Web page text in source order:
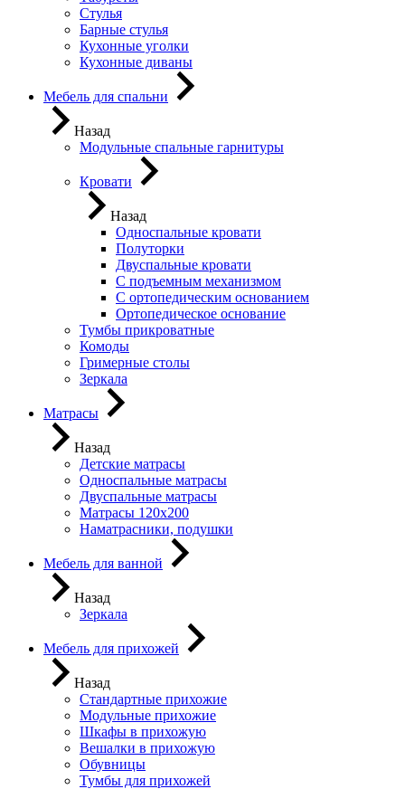
Стулья
Барные стулья
Кухонные уголки
Кухонные диваны
Мебель для спальни
Назад
Модульные спальные гарнитуры
Кровати
Назад
Односпальные кровати
Полуторки
Двуспальные кровати
С подъемным механизмом
С ортопедическим основанием
Ортопедическое основание
Тумбы прикроватные
Комоды
Гримерные столы
Зеркала
Матрасы
Назад
Детские матрасы
Односпальные матрасы
Двуспальные матрасы
Матрасы 120х200
Наматрасники, подушки
Мебель для ванной
Назад
Зеркала
Мебель для прихожей
Назад
Стандартные прихожие
Модульные прихожие
Шкафы в прихожую
Вешалки в прихожую
Обувницы
Тумбы для прихожей